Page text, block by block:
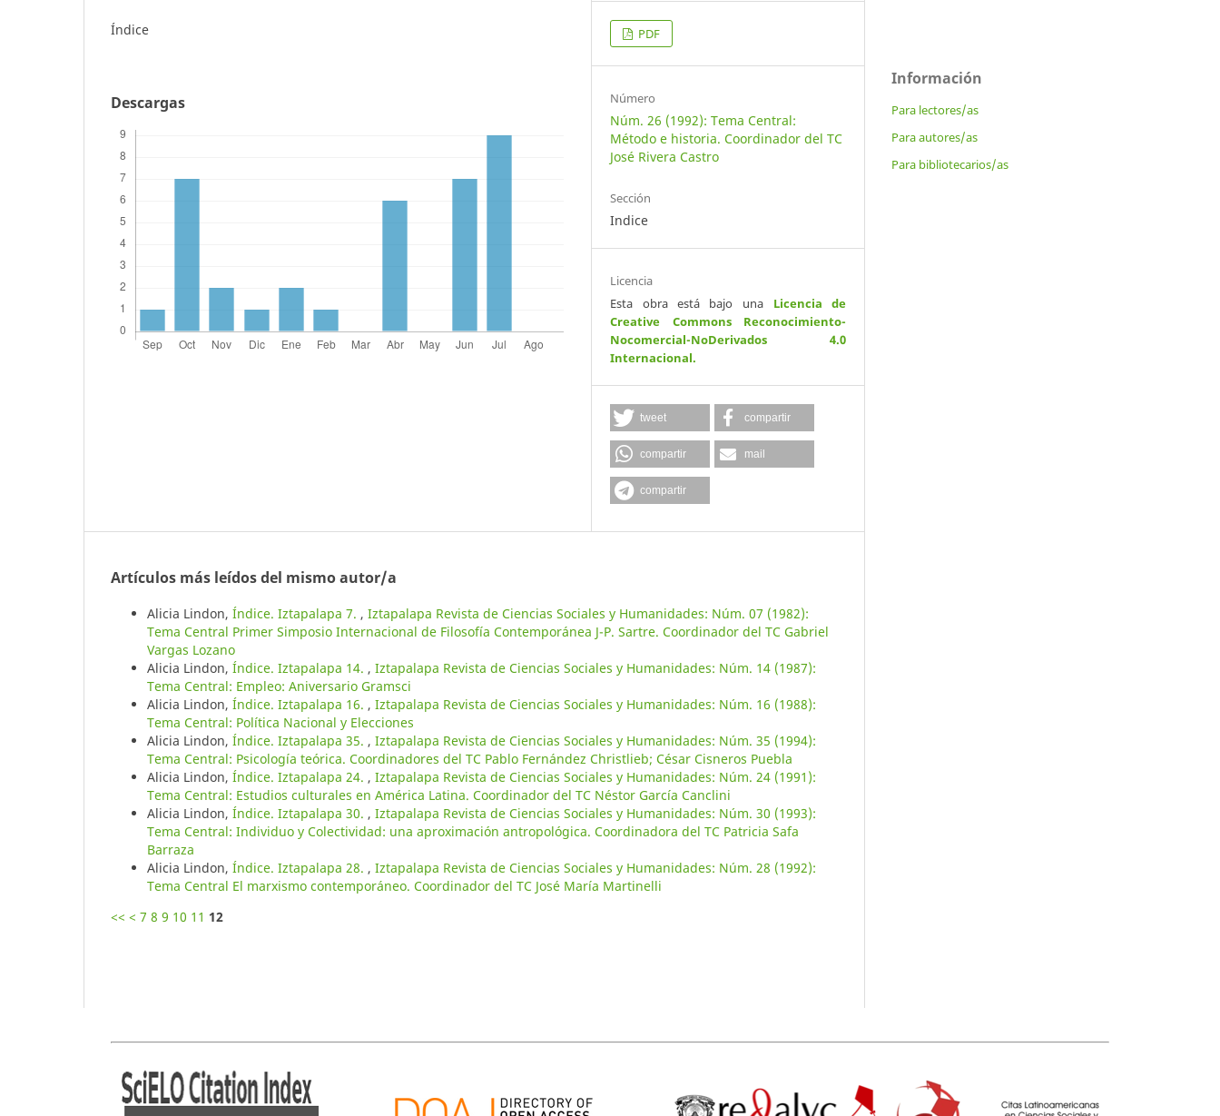
Índice
Descargas
PDF
Número
Núm. 26 (1992): Tema Central:
Método e historia. Coordinador del TC
José Rivera Castro
Sección
Indice
Licencia
Esta obra está bajo una Licencia de
Creative Commons Reconocimiento-
Nocomercial-NoDerivados 4.0
Internacional.
tweet compartir
compartir mail
compartir
Artículos más leídos del mismo autor/a
Alicia Lindon, Índice. Iztapalapa 7. , Iztapalapa Revista de Ciencias Sociales y Humanidades: Núm. 07 (1982):
Tema Central Primer Simposio Internacional de Filosofía Contemporánea J-P. Sartre. Coordinador del TC Gabriel
Vargas Lozano
Alicia Lindon, Índice. Iztapalapa 14. , Iztapalapa Revista de Ciencias Sociales y Humanidades: Núm. 14 (1987):
Tema Central: Empleo: Aniversario Gramsci
Alicia Lindon, Índice. Iztapalapa 16. , Iztapalapa Revista de Ciencias Sociales y Humanidades: Núm. 16 (1988):
Tema Central: Política Nacional y Elecciones
Alicia Lindon, Índice. Iztapalapa 35. , Iztapalapa Revista de Ciencias Sociales y Humanidades: Núm. 35 (1994):
Tema Central: Psicología teórica. Coordinadores del TC Pablo Fernández Christlieb; César Cisneros Puebla
Alicia Lindon, Índice. Iztapalapa 24. , Iztapalapa Revista de Ciencias Sociales y Humanidades: Núm. 24 (1991):
Tema Central: Estudios culturales en América Latina. Coordinador del TC Néstor García Canclini
Alicia Lindon, Índice. Iztapalapa 30. , Iztapalapa Revista de Ciencias Sociales y Humanidades: Núm. 30 (1993):
Tema Central: Individuo y Colectividad: una aproximación antropológica. Coordinadora del TC Patricia Safa
Barraza
Alicia Lindon, Índice. Iztapalapa 28. , Iztapalapa Revista de Ciencias Sociales y Humanidades: Núm. 28 (1992):
Tema Central El marxismo contemporáneo. Coordinador del TC José María Martinelli
<< < 7 8 9 10 11 12
Información
Para lectores/as
Para autores/as
Para bibliotecarios/as